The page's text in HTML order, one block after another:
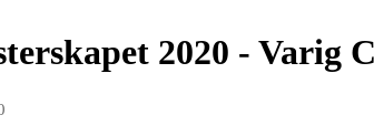
2020 - Varig